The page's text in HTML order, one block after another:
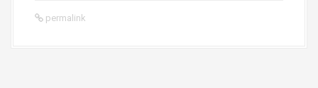
permalink